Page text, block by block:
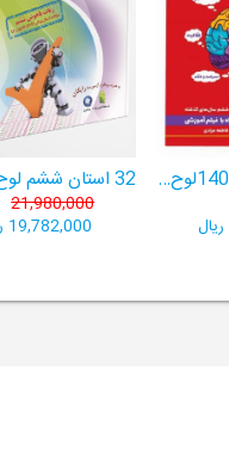
هوش برتر ششم 1404لوح برتر- ((ویژۀ آزمون تیزهوشان پایۀ ششم+ فیلم آموزشی + سامانۀ آزمون‌ساز رایگان))
21,980,000
19,782,000 ریال